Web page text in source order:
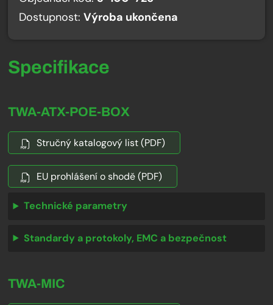
Dostupnost:Výroba ukončena
Specifikace
TWA-ATX-POE-BOX
Stručný katalogový list (PDF)
EU prohlášení o shodě (PDF)
Technické parametry
Standardy a protokoly, EMC a bezpečnost
TWA-MIC